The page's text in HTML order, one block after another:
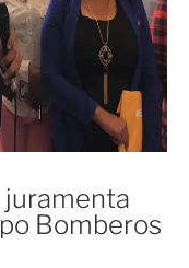
juramenta
Bomberos